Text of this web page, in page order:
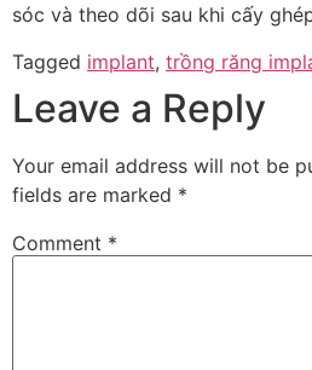
sóc và theo dõi sau khi cấy
Tagged implant, trồng răng
Leave a Reply
Your email address will not be
fields are marked *
Comment *